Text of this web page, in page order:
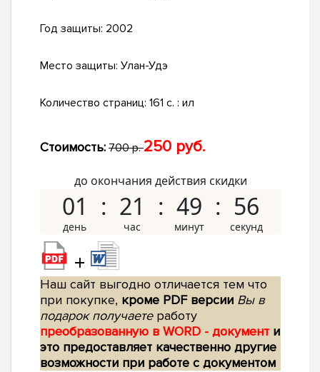
Год защиты: 2002
Место защиты: Улан-Удэ
Количество страниц: 161 с. : ил
Стоимость: 700 р.250 руб.
до окончания действия скидки
01 21 49 55
+
Наш сайт выгодно отличается тем что
при покупке, кроме PDF версии Вы в
подарок получаетеработу
преобразованную в WORD - документ и
это предоставляет качественно другие
возможности при работе с документом